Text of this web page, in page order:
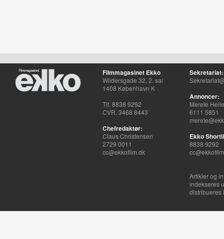
Filmmagasinet Ekko
Wildersgade 32, 2. sal
1408 København K
Tlf. 8838 9292
CVR. 3468 8443
Chefredaktør:
Claus Christensen
2729 0011
cc@ekkofilm.dk
Sekretariat:
Annoncer:
Merete
6111 5851
Ekko
8838 9292
Artikler og
indekseres
distribueres